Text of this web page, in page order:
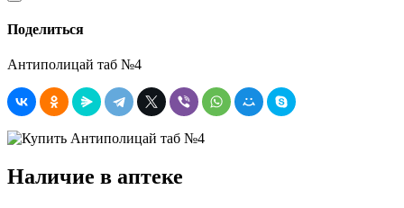
Поделиться
Антиполицай таб №4
Наличие в аптеке